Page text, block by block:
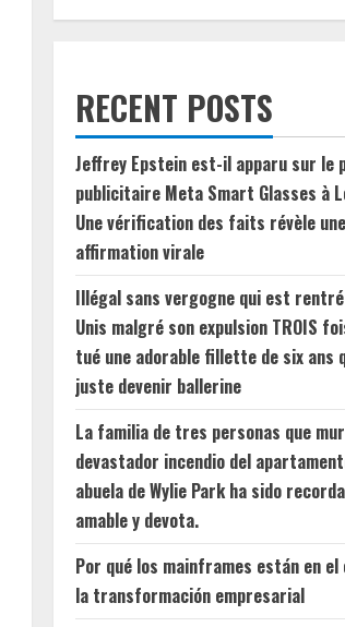
RECENT POSTS
Jeffrey Epstein est-il apparu sur le
publicitaire Meta Smart Glasses à
Une vérification des faits révèle
affirmation virale
Illégal sans vergogne qui est
Unis malgré son expulsion TROIS
tué une adorable fillette de six ans
juste devenir ballerine
La familia de tres personas que
devastador incendio del
abuela de Wylie Park ha sido
amable y devota.
Por qué los mainframes están en
la transformación empresarial